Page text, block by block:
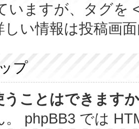
いますが、タグを
い情報は投稿画
プ
うことはできます
。 phpBB3 では